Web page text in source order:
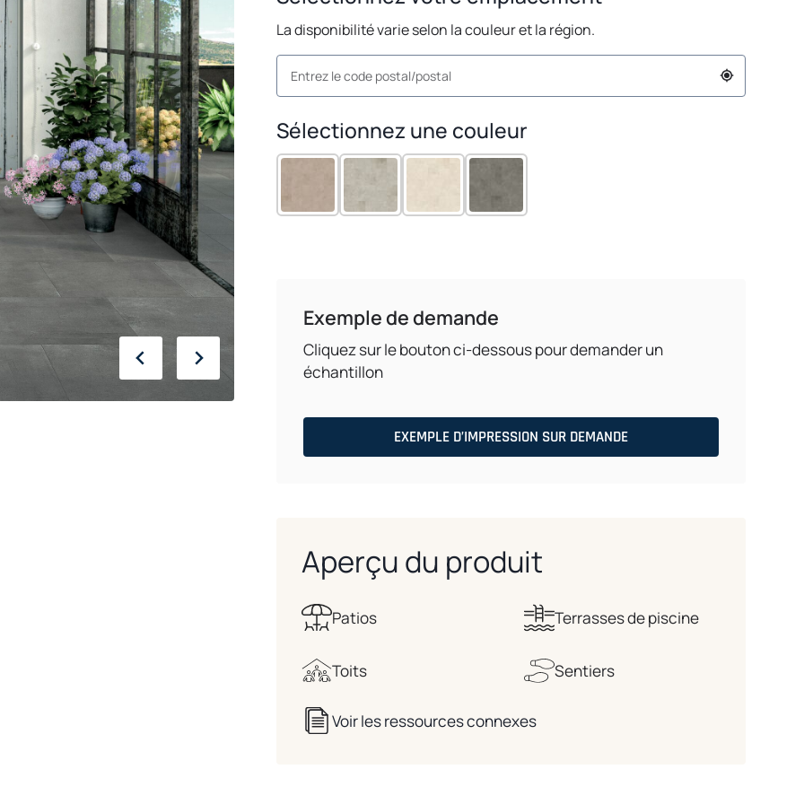
La disponibilité varie selon la couleur et la région.
Sélectionnez une couleur
Exemple de demande
Cliquez sur le bouton ci-dessous pour demander un
échantillon
EXEMPLE D’IMPRESSION SUR DEMANDE
Aperçu du produit
Patios Terrasses de piscine
Toits Sentiers
Voir les ressources connexes